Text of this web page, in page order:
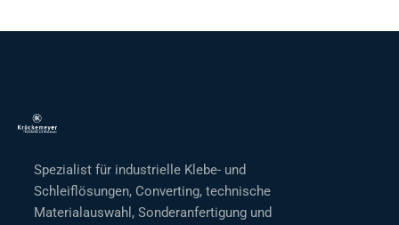
Spezialist für industrielle Klebe- und
Schleiflösungen, Converting, technische
Materialauswahl, Sonderanfertigung und